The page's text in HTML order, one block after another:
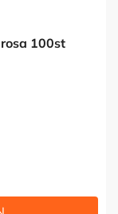
100st